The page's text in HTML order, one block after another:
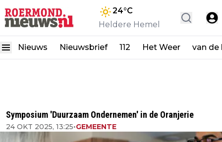
24°C
Heldere Hemel
Nieuws Nieuwsbrief 112 Het Weer van de
Symposium 'Duurzaam Ondernemen' in de Oranjerie
24 OKT 2025, 13:25•GEMEENTE